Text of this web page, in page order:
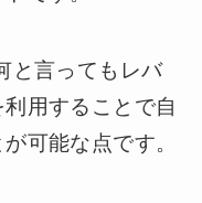
と言ってもレバ
用することで自
可能な点です。